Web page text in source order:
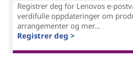
Registrer deg for Lenovos e-
verdifulle oppdateringer om
arrangementer og mer...
Registrer deg >